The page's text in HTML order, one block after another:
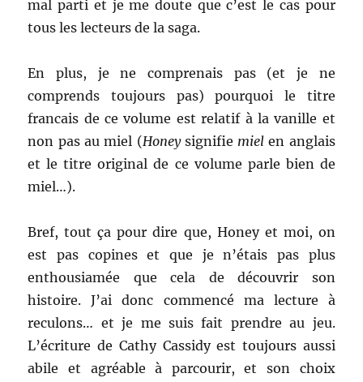
mal parti et je me doute que c’est le cas pour
tous les lecteurs de la saga.
En plus, je ne comprenais pas (et je ne
comprends toujours pas) pourquoi le titre
francais de ce volume est relatif à la vanille et
non pas au miel (Honeysignifie miel en anglais
et le titre original de ce volume parle bien de
miel…).
Bref, tout ça pour dire que, Honey et moi, on
est pas copines et que je n’étais pas plus
enthousiamée que cela de découvrir son
histoire. J’ai donc commencé ma lecture à
reculons… et je me suis fait prendre au jeu.
L’écriture de Cathy Cassidy est toujours aussi
abile et agréable à parcourir, et son choix